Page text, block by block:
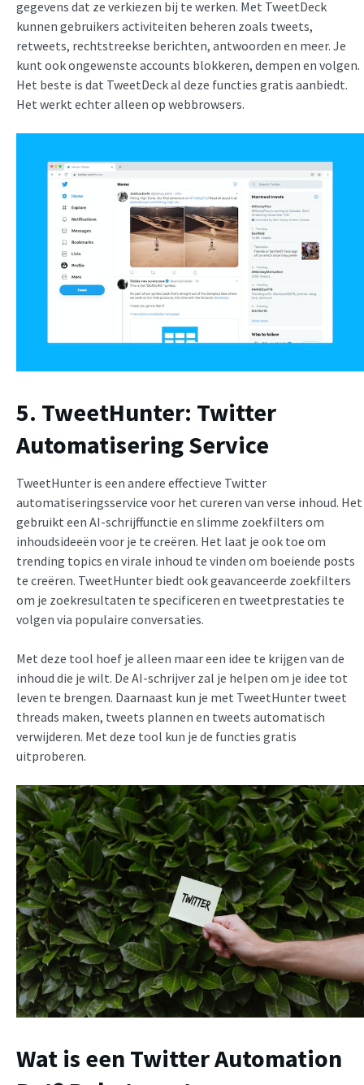
gegevens dat ze verkiezen bij te werken. Met TweetDeck
kunnen gebruikers activiteiten beheren zoals tweets,
retweets, rechtstreekse berichten, antwoorden en meer. Je
kunt ook ongewenste accounts blokkeren, dempen en volgen.
Het beste is dat TweetDeck al deze functies gratis aanbiedt.
Het werkt echter alleen op webbrowsers.
5. TweetHunter: Twitter
Automatisering Service
TweetHunter is een andere effectieve Twitter
automatiseringsservice voor het cureren van verse inhoud. Het
gebruikt een AI-schrijffunctie en slimme zoekfilters om
inhoudsideeën voor je te creëren. Het laat je ook toe om
trending topics en virale inhoud te vinden om boeiende posts
te creëren. TweetHunter biedt ook geavanceerde zoekfilters
om je zoekresultaten te specificeren en tweetprestaties te
volgen via populaire conversaties.
Met deze tool hoef je alleen maar een idee te krijgen van de
inhoud die je wilt. De AI-schrijver zal je helpen om je idee tot
leven te brengen. Daarnaast kun je met TweetHunter tweet
threads maken, tweets plannen en tweets automatisch
verwijderen. Met deze tool kun je de functies gratis
uitproberen.
Wat is een Twitter Automation